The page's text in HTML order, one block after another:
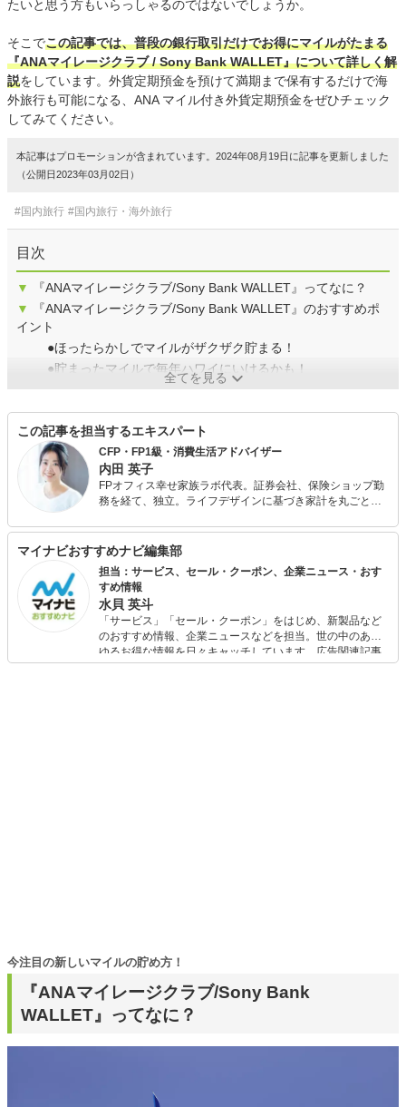
たいと思う方もいらっしゃるのではないでしょうか。
そこでこの記事では、普段の銀行取引だけでお得にマイルがたまる
『ANAマイレージクラブ / Sony Bank WALLET』について詳しく解
説をしています。外貨定期預金を預けて満期まで保有するだけで海
外旅行も可能になる、ANA マイル付き外貨定期預金をぜひチェック
してみてください。
本記事はプロモーションが含まれています。2024年08月19日に記事を更新しました
（公開日2023年03月02日）
#国内旅行 #国内旅行・海外旅行
目次
▼
『ANAマイレージクラブ/Sony Bank WALLET』ってなに？
▼
『ANAマイレージクラブ/Sony Bank WALLET』のおすすめポ
イント
●ほったらかしでマイルがザクザク貯まる！
●貯まったマイルで毎年ハワイにいけるかも！
全てを見る
この記事を担当するエキスパート
CFP・FP1級・消費生活アドバイザー
内田 英子
FPオフィス幸せ家族ラボ代表。証券会社、保険ショップ勤
務を経て、独立。ライフデザインに基づき家計を丸ごと見
と芯の強い家計づくりのサポートを金融機関から完全に独
立した立場で行っている。
マイナビおすすめナビ編集部
担当：サービス、セール・クーポン、企業ニュース・おす
すめ情報
水貝 英斗
「サービス」「セール・クーポン」をはじめ、新製品など
のおすすめ情報、企業ニュースなどを担当。世の中のあら
ゆるお得な情報を日々キャッチしています。広告関連記事
の制作にも携わり、SEOの知見を活かし商品販促のプラン
『ANAマイレージクラブ/Sony Bank
WALLET』ってなに？
今注目の新しいマイルの貯め方！